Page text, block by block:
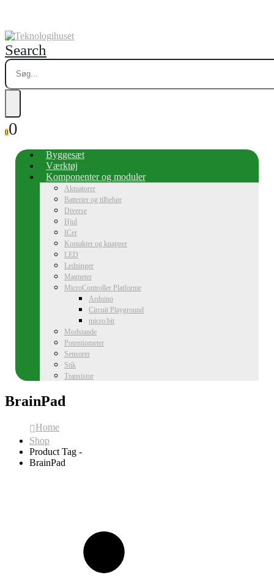
Search
00
Byggesæt
Værktøj
Komponenter og moduler
Aktuatorer
Batterier og tilbehør
Diverse
Hjul
ICer
Kontakter og knapper
LED
Ledninger
Magneter
MicroController Platforme
Arduino
Circuit Playground
micro:bit
Modstande
Potentiometer
Sensorer
Stik
Transistor
BrainPad
Home
Shop
Product Tag -
BrainPad